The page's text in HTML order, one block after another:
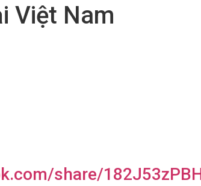
Việt Nam
share/